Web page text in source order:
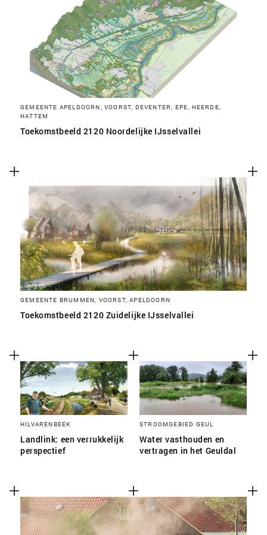
GEMEENTE APELDOORN, VOORST, DEVENTER, EPE, HEERDE,
HATTEM
Toekomstbeeld 2120 Noordelijke IJsselvallei
GEMEENTE BRUMMEN, VOORST, APELDOORN
Toekomstbeeld 2120 Zuidelijke IJsselvallei
HILVARENBEEK
Landlink: een verrukkelijk
perspectief
STROOMGEBIED GEUL
Water vasthouden en
vertragen in het Geuldal
SLA VOORKEUREN OP